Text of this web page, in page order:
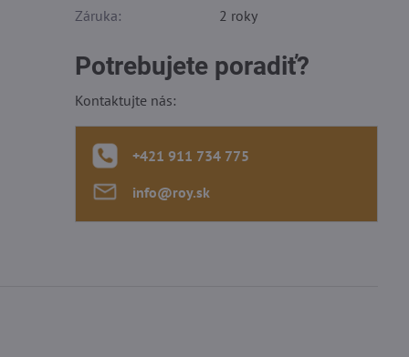
Záruka: 2 roky
Potrebujete poradiť?
Kontaktujte nás:
+421 911 734 775
info​@roy​.sk